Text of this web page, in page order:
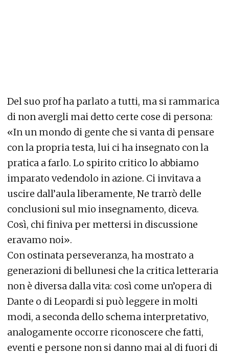
Del suo prof ha parlato a tutti, ma si rammarica
di non avergli mai detto certe cose di persona:
«In un mondo di gente che si vanta di pensare
con la propria testa, lui ci ha insegnato con la
pratica a farlo. Lo spirito critico lo abbiamo
imparato vedendolo in azione. Ci invitava a
uscire dall’aula liberamente, Ne trarrò delle
conclusioni sul mio insegnamento, diceva.
Così, chi finiva per mettersi in discussione
eravamo noi».
Con ostinata perseveranza, ha mostrato a
generazioni di bellunesi che la critica letteraria
non è diversa dalla vita: così come un’opera di
Dante o di Leopardi si può leggere in molti
modi, a seconda dello schema interpretativo,
analogamente occorre riconoscere che fatti,
eventi e persone non si danno mai al di fuori di